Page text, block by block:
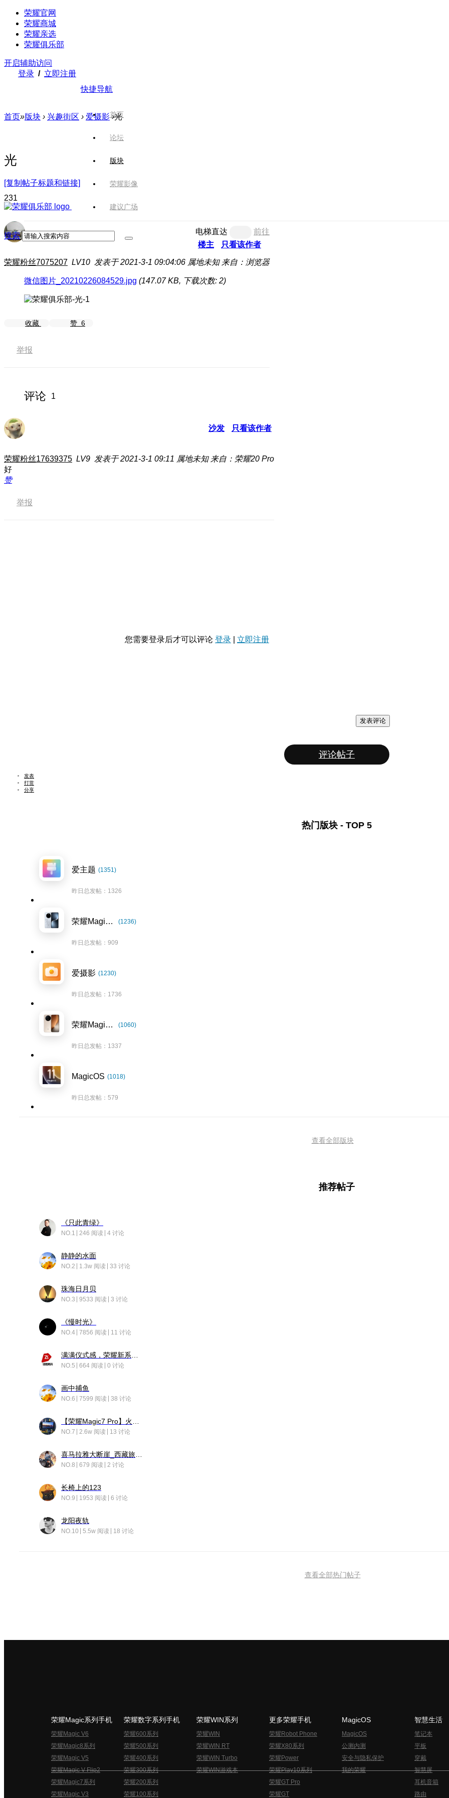
荣耀官网
荣耀商城
荣耀亲选
荣耀俱乐部
开启辅助访问
登录 / 立即注册
快捷导航
首页
论坛
版块
荣耀影像
建议广场
搜索
首页»版块 › 兴趣街区 › 爱摄影 ›光
光
[复制帖子标题和链接]
231
电梯直达
前往
楼主
只看该作者
荣耀粉丝7075207 LV10 发表于 2021-3-1 09:04:06 属地未知 来自：浏览器
微信图片_20210226084529.jpg (147.07 KB, 下载次数: 2)
收藏 赞 6
举报
评论 1
沙发 只看该作者
荣耀粉丝17639375 LV9 发表于 2021-3-1 09:11 属地未知 来自：荣耀20 Pro
好
赞
举报
您需要登录后才可以评论 登录 立即注册
发表评论
评论帖子
发表
打赏
分享
热门版块 - TOP 5
爱主题 (1351)
昨日总发帖：1326
荣耀Magic7系列 (1236)
昨日总发帖：909
爱摄影 (1230)
昨日总发帖：1736
荣耀Magic8系列 (1060)
昨日总发帖：1337
MagicOS (1018)
昨日总发帖：579
查看全部版块
推荐帖子
《只此青绿》
NO.1 246 阅读 4 讨论
静静的水面
NO.2 1.3w 阅读 33 讨论
珠海日月贝
NO.3 9533 阅读 3 讨论
《慢时光》
NO.4 7856 阅读 11 讨论
NO.5 664 阅读 0 讨论
画中捕鱼
NO.6 7599 阅读 38 讨论
NO.7 2.6w 阅读 13 讨论
NO.8 679 阅读 2 讨论
长椅上的123
NO.9 1953 阅读 6 讨论
龙阳夜轨
NO.10 5.5w 阅读 18 讨论
查看全部热门帖子
荣耀Magic系列手机
荣耀Magic V6
荣耀Magic8系列
荣耀Magic V5
荣耀Magic V Flip2
荣耀Magic7系列
荣耀Magic V3
荣耀数字系列手机
荣耀600系列
荣耀500系列
荣耀400系列
荣耀300系列
荣耀200系列
荣耀100系列
荣耀WIN系列
荣耀WIN
荣耀WIN RT
荣耀WIN Turbo
荣耀WIN游戏本
更多荣耀手机
荣耀Robot Phone
荣耀X80系列
荣耀Power
荣耀Play10系列
荣耀GT Pro
荣耀GT
MagicOS
MagicOS
公测内测
安全与隐私保护
我的荣耀
智慧生活
笔记本
平板
穿戴
智慧屏
耳机音箱
路由